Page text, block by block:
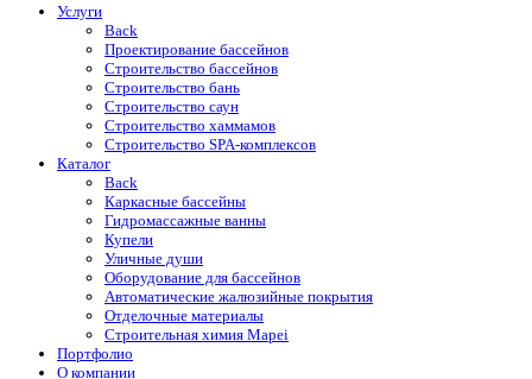
Услуги
Back
Проектирование бассейнов
Строительство бассейнов
Строительство бань
Строительство саун
Строительство хаммамов
Строительство SPA-комплексов
Каталог
Back
Каркасные бассейны
Гидромассажные ванны
Купели
Уличные души
Оборудование для бассейнов
Автоматические жалюзийные покрытия
Отделочные материалы
Строительная химия Mapei
Портфолио
O компании